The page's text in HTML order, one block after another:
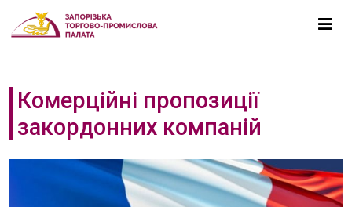
Комерційні пропозиції
закордонних компаній